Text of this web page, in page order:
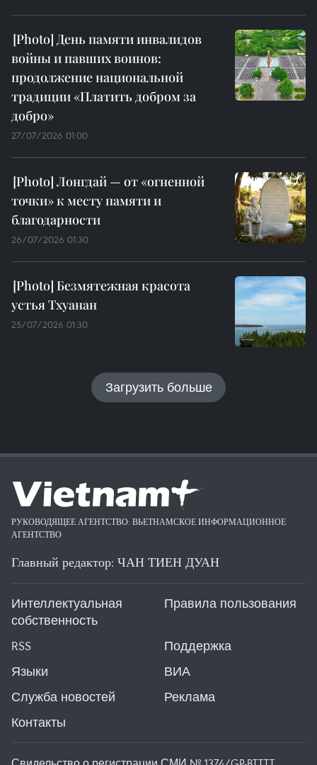
День памяти инвалидов
войны и павших воинов:
продолжение национальной
традиции «Платить добром за
добро»
27/07/2026 01:00
Лонгдай — от «огненной
точки» к месту памяти и
благодарности
26/07/2026 01:30
Безмятежная красота
устья Тхуанан
25/07/2026 01:30
Загрузить больше
РУКОВОДЯЩЕЕ АГЕНТСТВО: ВЬЕТНАМСКОЕ ИНФОРМАЦИОННОЕ
АГЕНТСТВО
Главный редактор: ЧАН ТИЕН ДУАН
Интеллектуальная
собственность
Правила пользования
RSS
Поддержка
Языки
ВИА
Служба новостей
Реклама
Контакты